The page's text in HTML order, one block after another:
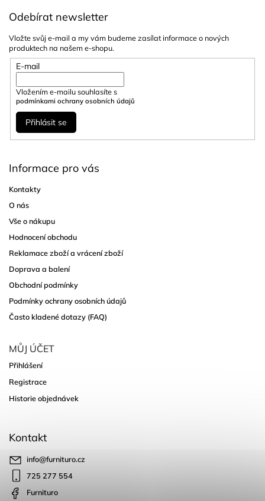
Odebírat newsletter
Vložte svůj e-mail a my vám budeme zasílat informace o nových
produktech na našem e-shopu.
E-mail
Vložením e-mailu souhlasíte s
podmínkami ochrany osobních údajů
Přihlásit se
Informace pro vás
Kontakty
O nás
Vše o nákupu
Hodnocení obchodu
Reklamace zboží a vrácení zboží
Doprava a balení
Obchodní podmínky
Podmínky ochrany osobních údajů
Často kladené dotazy (FAQ)
MŮJ ÚČET
Přihlášení
Registrace
Historie objednávek
Kontakt
info@furnituro.cz
725 277 554
Furnituro